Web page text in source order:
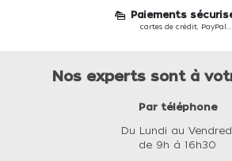
Paiements
cartes de crédit, PayPal...
Nos experts sont à
Par téléphone
Du Lundi au
de 9h à 16h30